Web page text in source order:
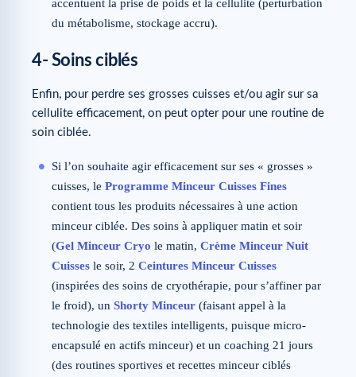
accentuent la prise de poids et la cellulite (perturbation
du métabolisme, stockage accru).
4- Soins ciblés
Enfin, pour perdre ses grosses cuisses et/ou agir sur sa
cellulite efficacement, on peut opter pour une routine de
soin ciblée.
Si l’on souhaite agir efficacement sur ses « grosses »
cuisses, le Programme Minceur Cuisses Fines
contient tous les produits nécessaires à une action
minceur ciblée. Des soins à appliquer matin et soir
(Gel Minceur Cryo le matin, Crème Minceur Nuit
Cuisses le soir, 2 Ceintures Minceur Cuisses
(inspirées des soins de cryothérapie, pour s’affiner par
le froid), un Shorty Minceur (faisant appel à la
technologie des textiles intelligents, puisque micro-
encapsulé en actifs minceur) et un coaching 21 jours
(des routines sportives et recettes minceur ciblés